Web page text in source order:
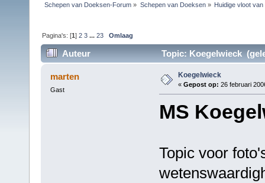
Schepen van Doeksen-Forum » Schepen van Doeksen» Huidige vloot
Pagina's: [1]2 3 ...23 Omlaag
Auteur Topic: Koegelwieck
marten
Gast
Koegelwieck
« Gepost op: 26 februari
MS
Topic voor